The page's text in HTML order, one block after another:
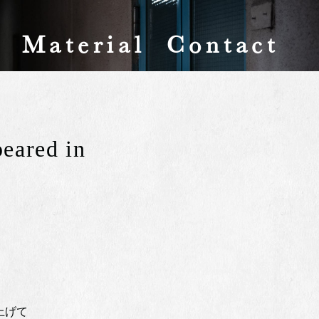
Material Contact
in
げて